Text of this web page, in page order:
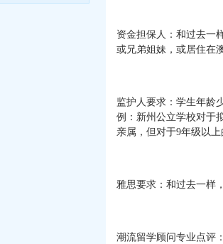
资金担保人：和过去一
或兄弟姐妹，或居住在
监护人要求：学生年龄
例：新州公立学校对于
亲属，但对于9年级以
雅思要求：和过去一样
潮流留学顾问专业点评